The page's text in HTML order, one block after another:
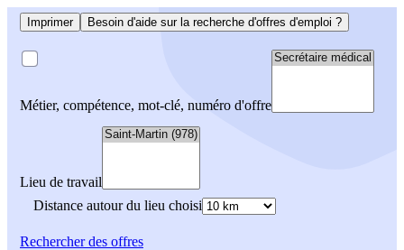
Imprimer Besoin d'aide sur la recherche d'offres d'emploi ?
Métier, compétence, mot-clé, numéro d'offre
Lieu de travail
Distance autour du lieu choisi
Rechercherdes offres